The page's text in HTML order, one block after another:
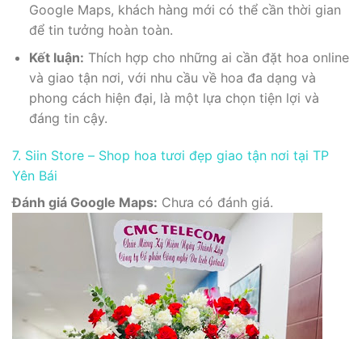
Google Maps, khách hàng mới có thể cần thời gian
để tin tưởng hoàn toàn.
Kết luận: Thích hợp cho những ai cần đặt hoa online
và giao tận nơi, với nhu cầu về hoa đa dạng và
phong cách hiện đại, là một lựa chọn tiện lợi và
đáng tin cậy.
7. Siin Store – Shop hoa tươi đẹp giao tận nơi tại TP
Yên Bái
Đánh giá Google Maps: Chưa có đánh giá.